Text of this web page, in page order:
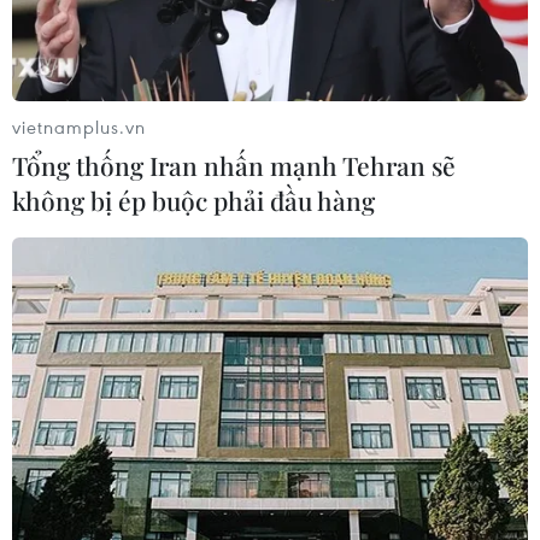
Công Phượng gặp thử thách lớn
trong ngày tái xuất V-League 2026/27
Nhận định Việt Nam vs
Campuchia: Vì sao thầy trò HLV Kim
Sang-sik cần giành ngôi đầu bảng?
06/08/2026 11:05
Nhận định Việt Nam vs Campuchia:
'Phù thủy Kim' sẽ xoay tua toan tính
đường dài?
06/08/2026 08:25
vietnamplus.vn
Tổng thống Iran nhấn mạnh Tehran sẽ
không bị ép buộc phải đầu hàng